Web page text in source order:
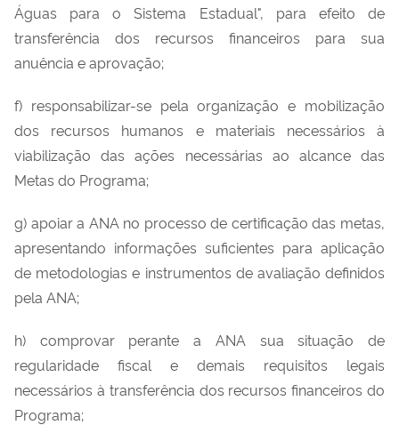
Águas para o Sistema Estadual", para efeito de
transferência dos recursos financeiros para sua
anuência e aprovação;
f) responsabilizar-se pela organização e mobilização
dos recursos humanos e materiais necessários à
viabilização das ações necessárias ao alcance das
Metas do Programa;
g) apoiar a ANA no processo de certificação das metas,
apresentando informações suficientes para aplicação
de metodologias e instrumentos de avaliação definidos
pela ANA;
h) comprovar perante a ANA sua situação de
regularidade fiscal e demais requisitos legais
necessários à transferência dos recursos financeiros do
Programa;